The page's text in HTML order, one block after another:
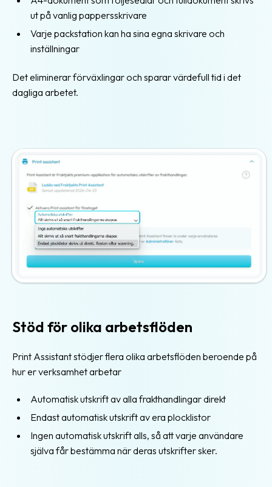
Utvecklings-
kit
(SDK)
PHP
Utvecklings-
Verktyg
för
utvecklare
ut på vanlig pappersskrivare
Varje packstation kan ha sina egna skrivare och
inställningar
Det eliminerar förväxlingar och sparar värdefull tid i det
dagliga arbetet.
Stöd för olika arbetsflöden
Print Assistant stödjer flera olika arbetsflöden beroende på
hur er verksamhet arbetar
Automatisk utskrift av alla frakthandlingar direkt
Endast automatisk utskrift av era plocklistor
Ingen automatisk utskrift alls, så att varje användare
själva får bestämma när deras utskrifter sker.